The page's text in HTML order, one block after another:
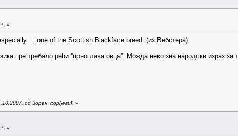
»
: one of the Scottish Blackface breed (из Вебстера).
пре требало рећи ''црноглава овца''. Можда неко зна народски израз за
од Зоран Ђорђевић »
»